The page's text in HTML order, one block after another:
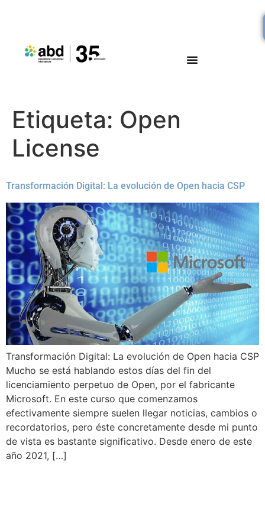
Etiqueta: Open
License
Transformación Digital: La evolución de Open hacia CSP
Transformación Digital: La evolución de Open hacia CSP
Mucho se está hablando estos días del fin del
licenciamiento perpetuo de Open, por el fabricante
Microsoft. En este curso que comenzamos
efectivamente siempre suelen llegar noticias, cambios o
recordatorios, pero éste concretamente desde mi punto
de vista es bastante significativo. Desde enero de este
año 2021, […]